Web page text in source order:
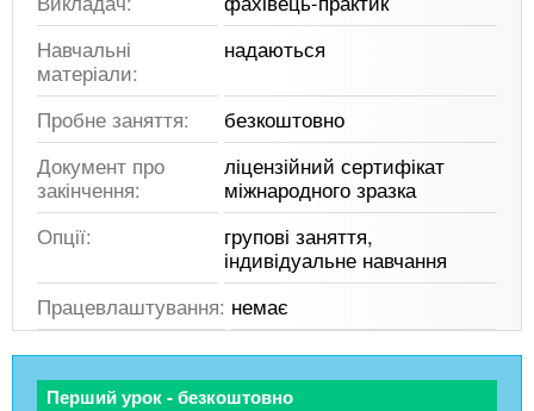
Навчальні
матеріали:
надаються
Пробне заняття:
безкоштовно
Документ про
закінчення:
ліцензійний сертифікат
міжнародного зразка
Опції:
групові заняття,
індивідуальне навчання
Працевлаштування: немає
Перший урок - безкоштовно